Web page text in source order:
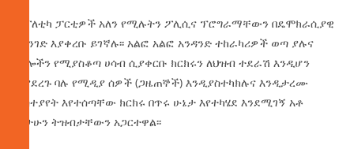
የፖለቲካ ፓርቲዎች አለን የሚሉትን ፖሊሲና ፕሮግራማቸውን በዴሞክራሲያዊ
መንገድ እያቀረቡ ይገኛሉ፡፡ አልፎ አልፎ አንዳንድ ተከራካሪዎች ወጣ ያሉና
ሌሎችን የሚያስቆጣ ሀሳብ ሲያቀርቡ ክርክሩን ለህዝብ ተደራሽ እንዲሆን
እያደረጉ ባሉ የሚዲያ ሰዎች (ጋዜጠኞች) እንዲያስተካክሉና እንዲታረሙ
አስተያየት እየተሰጣቸው ክርክሩ በጥሩ ሁኔታ እየተካሄደ እንደሚገኝ አቶ
ጌታሁን ትዝብታቸውን አጋርተዋል፡፡